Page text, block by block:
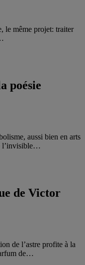
le même projet: traiter
poésie
aussi bien en arts
l’invisible…
de Victor
de l’astre profite à la
de…